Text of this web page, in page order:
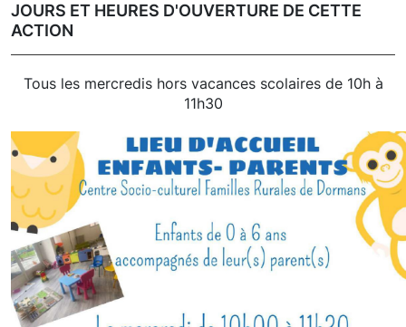
JOURS ET HEURES D'OUVERTURE DE CETTE
ACTION
Tous les mercredis hors vacances scolaires de 10h à
11h30